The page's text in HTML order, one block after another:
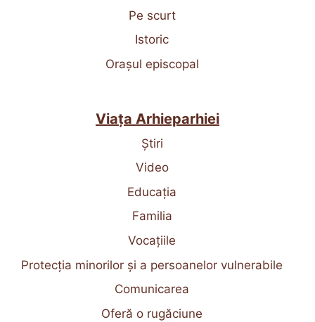
Pe scurt
Istoric
Orașul episcopal
Viața Arhieparhiei
Știri
Video
Educația
Familia
Vocațiile
Protecția minorilor și a persoanelor vulnerabile
Comunicarea
Oferă o rugăciune